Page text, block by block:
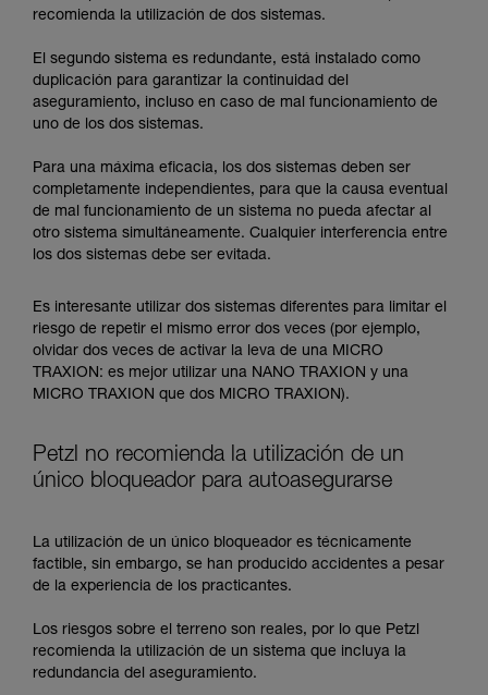
recomienda la utilización de dos sistemas.
El segundo sistema es redundante, está instalado como
duplicación para garantizar la continuidad del
aseguramiento, incluso en caso de mal funcionamiento de
uno de los dos sistemas.
Para una máxima eficacia, los dos sistemas deben ser
completamente independientes, para que la causa eventual
de mal funcionamiento de un sistema no pueda afectar al
otro sistema simultáneamente. Cualquier interferencia entre
los dos sistemas debe ser evitada.
Es interesante utilizar dos sistemas diferentes para limitar el
riesgo de repetir el mismo error dos veces (por ejemplo,
olvidar dos veces de activar la leva de una MICRO
TRAXION: es mejor utilizar una NANO TRAXION y una
MICRO TRAXION que dos MICRO TRAXION).
Petzl no recomienda la utilización de un
único bloqueador para autoasegurarse
La utilización de un único bloqueador es técnicamente
factible, sin embargo, se han producido accidentes a pesar
de la experiencia de los practicantes.
Los riesgos sobre el terreno son reales, por lo que Petzl
recomienda la utilización de un sistema que incluya la
redundancia del aseguramiento.